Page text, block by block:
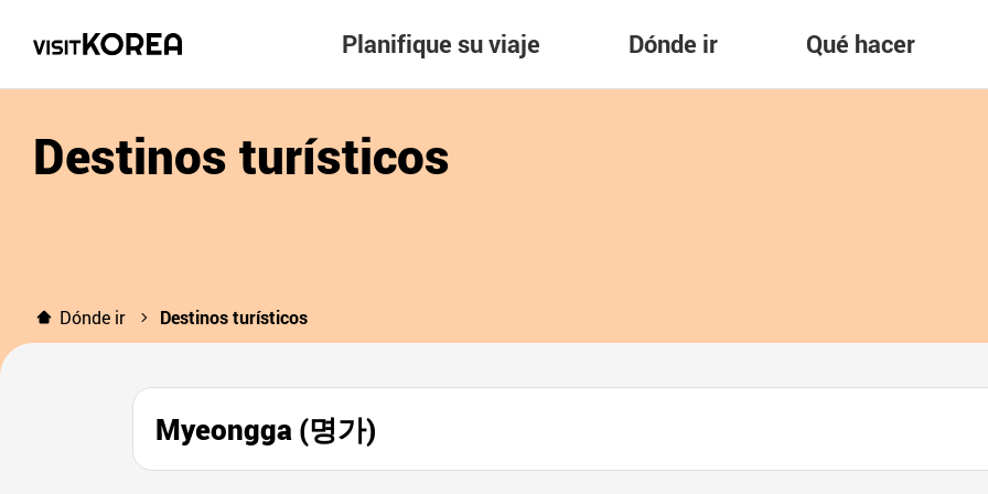
Planifique su viaje Dónde ir Qué hacer
Destinos turísticos
Dónde ir Destinos turísticos
Myeongga (명가)